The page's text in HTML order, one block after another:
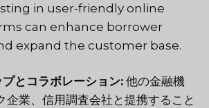
in user-friendly online
can enhance borrower
expand the customer base.
とコラボレーション: 他の金融機
企業、信用調査会社と提携すること